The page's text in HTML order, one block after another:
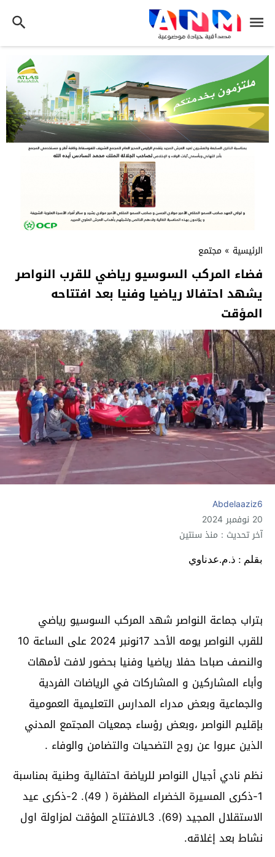
الرئيسية » مجتمع
فضاء المركب السوسيو رياضي للقرب النواصر
يشهد احتفالا رياضيا وفنيا بعد افتتاحه
المؤقت
Abdelaaziz6
20 نوفمبر 2024
آخر تحديث : منذ سنتين
بقلم : ذ.م.عدناوي
بتراب جماعة النواصر شهد المركب السوسيو رياضي
للقرب النواصر يومه الأحد 17نونبر 2024 على الساعة 10
والنصف صباحا حفلا رياضيا وفنيا بحضور لافت لأمهات
وأباء المشاركين و المشاركات في الرياضات الفردية
والجماعية وبعض مدراء المدارس التعليمية العمومية
بإقليم النواصر ،وبعض رؤساء جمعيات المجتمع المدني
الذين عبروا عن روح التضحيات والتضامن والوفاء .
نظم نادي أجيال النواصر للرياضة احتفالية وطنية بمناسبة
1-ذكرى المسيرة الخضراء المظفرة ( 49). 2-ذكرى عيد
الاستقلال المجيد (69). 3ـالافتتاح المؤقت لمزاولة اول
نشاط بعد إغلاقه.